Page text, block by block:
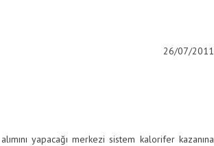
26/07/2011
yapacağı merkezi sistem kalorifer kazanına